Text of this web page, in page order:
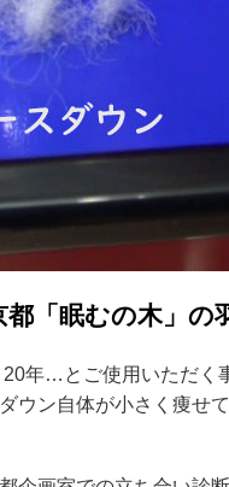
「眠むの木」の
年…とご使用いただ
ウン自体が小さく痩せ